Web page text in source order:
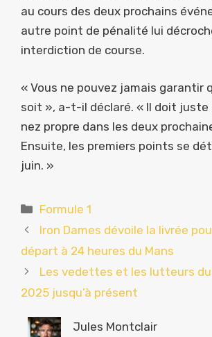
au cours des deux prochains
autre point de pénalité lui
interdiction de course.
« Vous ne pouvez jamais garantir
soit », a-t-il déclaré. « Il doit juste
nez propre dans les deux
Ensuite, les premiers points se
juin. »
Catégories
Formule 1
Iron Dames dévoile la livrée
départ à 24 heures du Mans
Les vedettes et les lutteurs du
2025 jusqu’à présent
Jules Montclair